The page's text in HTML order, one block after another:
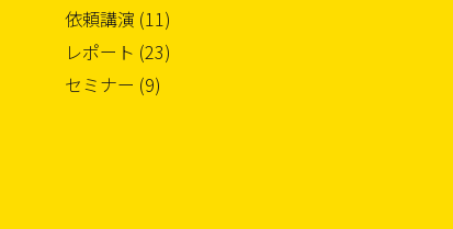
依頼講演 (11)
レポート (23)
セミナー (9)